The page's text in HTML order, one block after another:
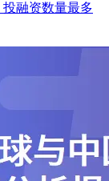
投融资数量最多